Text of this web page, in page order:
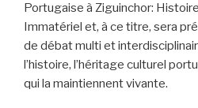
Portugaise à Ziguinchor:
Immatériel et, à ce titre, sera
de débat multi et
l’histoire, l’héritage culturel
qui la maintiennent vivante.